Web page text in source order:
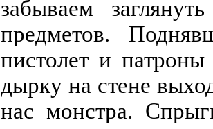
забываем
предметов.
пистолет и
дырку на стене
нас монстра.